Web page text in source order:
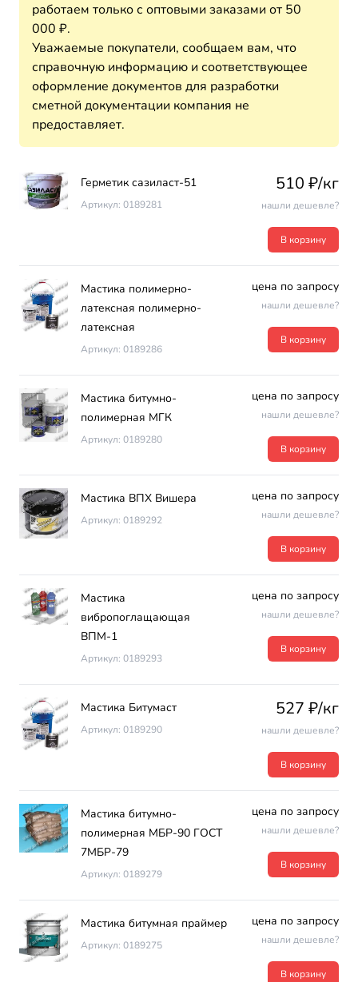
работаем только с оптовыми заказами от 50
000 ₽.
Уважаемые покупатели, сообщаем вам, что
справочную информацию и соответствующее
оформление документов для разработки
сметной документации компания не
предоставляет.
Герметик сазиласт-51
Артикул: 0189281
510 ₽/кг
нашли дешевле?
В корзину
Мастика полимерно-
латексная полимерно-
латексная
Артикул: 0189286
цена по запросу
нашли дешевле?
В корзину
Мастика битумно-
полимерная МГК
Артикул: 0189280
цена по запросу
нашли дешевле?
В корзину
Мастика ВПХ Вишера
Артикул: 0189292
цена по запросу
нашли дешевле?
В корзину
Мастика
вибропоглащающая
ВПМ-1
Артикул: 0189293
цена по запросу
нашли дешевле?
В корзину
Мастика Битумаст
Артикул: 0189290
527 ₽/кг
нашли дешевле?
В корзину
Мастика битумно-
полимерная МБР-90 ГОСТ
7МБР-79
Артикул: 0189279
цена по запросу
нашли дешевле?
В корзину
Мастика битумная праймер
Артикул: 0189275
цена по запросу
нашли дешевле?
В корзину